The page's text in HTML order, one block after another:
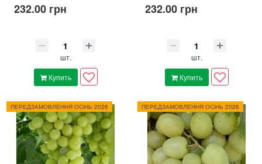
232.00 грн
шт.
Купить
232.00 грн
шт.
Купить
ПЕРЕДЗАМОВЛЕННЯ ОСіНЬ 2026 ПЕРЕДЗАМОВЛЕННЯ ОСіНЬ 2026